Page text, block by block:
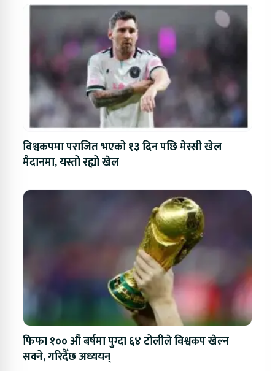
विश्वकपमा पराजित भएको १३ दिन पछि मेस्सी खेल
मैदानमा, यस्तो रह्यो खेल
फिफा १०० औं बर्षमा पुग्दा ६४ टोलीले विश्वकप खेल्न
सक्ने, गरिदैँछ अध्ययन्